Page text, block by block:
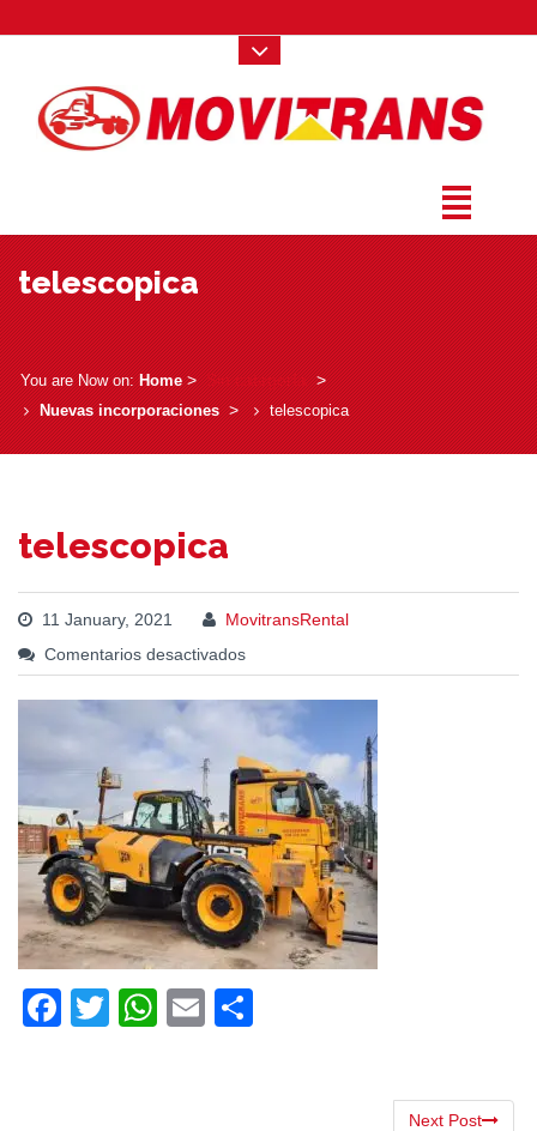
telescopica
You are Now on:Home­ > ­Sin categoría­ > ­
Nuevas incorporaciones­ > ­ telescopica
telescopica
11 January, 2021
MovitransRental
Comentarios desactivados
Facebook
TwitterWhatsApp
Email
Next Post